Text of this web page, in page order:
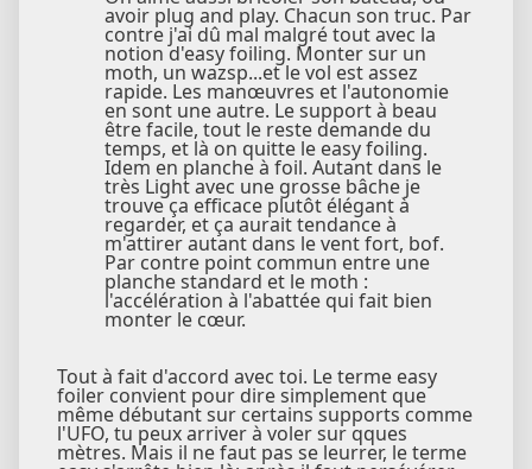
avoir plug and play. Chacun son truc. Par
contre j'ai dû mal malgré tout avec la
notion d'easy foiling. Monter sur un
moth, un wazsp...et le vol est assez
rapide. Les manœuvres et l'autonomie
en sont une autre. Le support à beau
être facile, tout le reste demande du
temps, et là on quitte le easy foiling.
Idem en planche à foil. Autant dans le
très Light avec une grosse bâche je
trouve ça efficace plutôt élégant à
regarder, et ça aurait tendance à
m'attirer autant dans le vent fort, bof.
Par contre point commun entre une
planche standard et le moth :
l'accélération à l'abattée qui fait bien
monter le cœur.
Tout à fait d'accord avec toi. Le terme easy
foiler convient pour dire simplement que
même débutant sur certains supports comme
l'UFO, tu peux arriver à voler sur qques
mètres. Mais il ne faut pas se leurrer, le terme